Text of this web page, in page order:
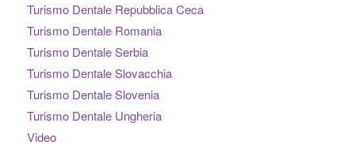
Turismo Dentale Repubblica Ceca
Turismo Dentale Romania
Turismo Dentale Serbia
Turismo Dentale Slovacchia
Turismo Dentale Slovenia
Turismo Dentale Ungheria
Video